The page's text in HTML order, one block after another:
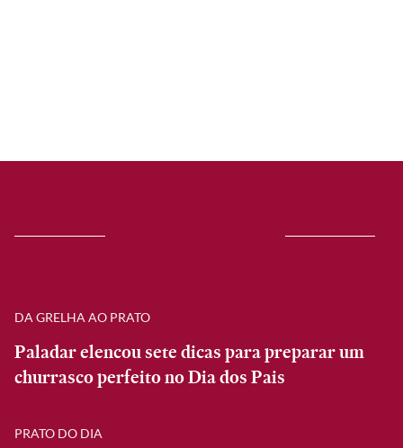
DA GRELHA AO PRATO
Paladar elencou sete dicas para preparar um
churrasco perfeito no Dia dos Pais
PRATO DO DIA